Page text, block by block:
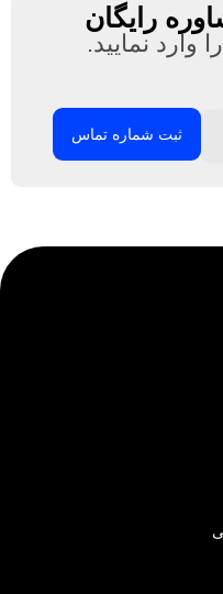
رایگان
نمایید.